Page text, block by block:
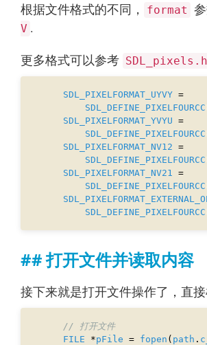
根据文件格式的不同，
format
V .
更多格式可以参考 SDL_pixels.h
SDL_PIXELFORMAT_UYVY
SDL_DEFINE_PIXELFOURCC
SDL_PIXELFORMAT_YVYU
SDL_DEFINE_PIXELFOURCC
SDL_PIXELFORMAT_NV12
SDL_DEFINE_PIXELFOURCC
SDL_PIXELFORMAT_NV21
SDL_DEFINE_PIXELFOURCC
SDL_DEFINE_PIXELFOURCC
打开文件并读取内容
接下来就是打开文件操作了，直
FILE *pFile = fopen ( path .